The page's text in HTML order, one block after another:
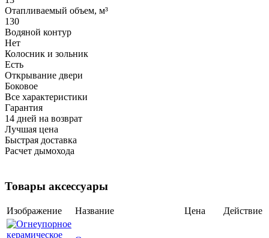
Отапливаемый объем, м³
130
Водяной контур
Нет
Колосник и зольник
Есть
Открывание двери
Боковое
Все характеристики
Гарантия
14 дней на возврат
Лучшая цена
Быстрая доставка
Расчет дымохода
Товары аксессуары
Изображение Название Цена Действие